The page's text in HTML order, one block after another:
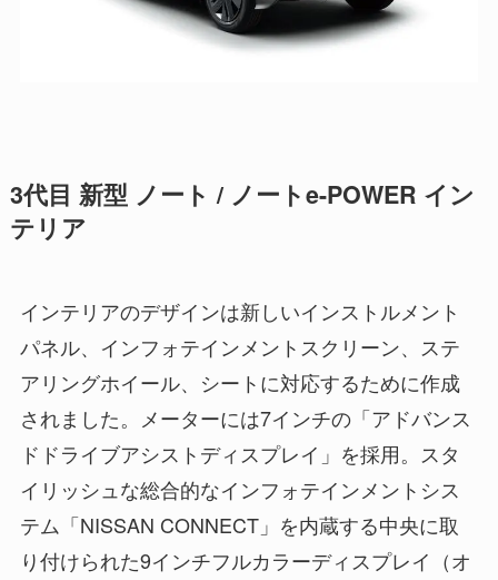
3代目 新型 ノート / ノートe-POWER イン
テリア
インテリアのデザインは新しいインストルメント
パネル、インフォテインメントスクリーン、ステ
アリングホイール、シートに対応するために作成
されました。メーターには7インチの「アドバンス
ドドライブアシストディスプレイ」を採用。スタ
イリッシュな総合的なインフォテインメントシス
テム「NISSAN CONNECT」を内蔵する中央に取
り付けられた9インチフルカラーディスプレイ（オ